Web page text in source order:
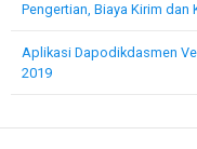
Pengertian, Biaya Kirim dan
Aplikasi Dapodikdasmen
2019